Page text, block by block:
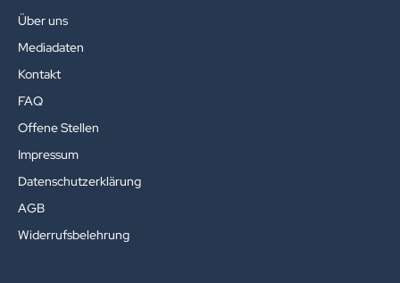
Über uns
Mediadaten
Kontakt
FAQ
Offene Stellen
Impressum
Datenschutzerklärung
AGB
Widerrufsbelehrung